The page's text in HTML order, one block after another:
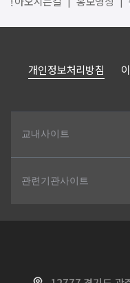
개인정보처리방침
교내사이트
관련기관사이트